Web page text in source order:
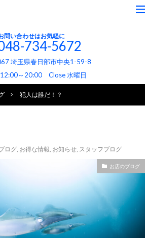
問い合わせはお気軽に
734-5672
埼玉県春日部市中央1-59-8
～20:00 Close 水曜日
犯人は誰だ！？
ログ, お得な情報, お知らせ, スタッフブログ
お店のブログ